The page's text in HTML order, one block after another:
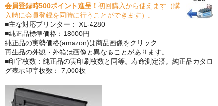
購入ガイド
トナーの種類と比較
トナー再生の流れ
リサイクルトナーで経費削減
会員登録時500ポイント進呈！ 初回購入から使えます（購
入時に会員登録を同時に行うことができます）。
■主な対応プリンター： XL-4280
■純正品標準価格：18000円
純正品の実勢価格(amazon)は商品画像をクリック
再生品の外観・外箱は画像と異なることがあります。
■印字枚数：純正品の実印刷枚数と同等。寿命測定済。純正品カタロ
グ表示印字枚数： 7,000枚